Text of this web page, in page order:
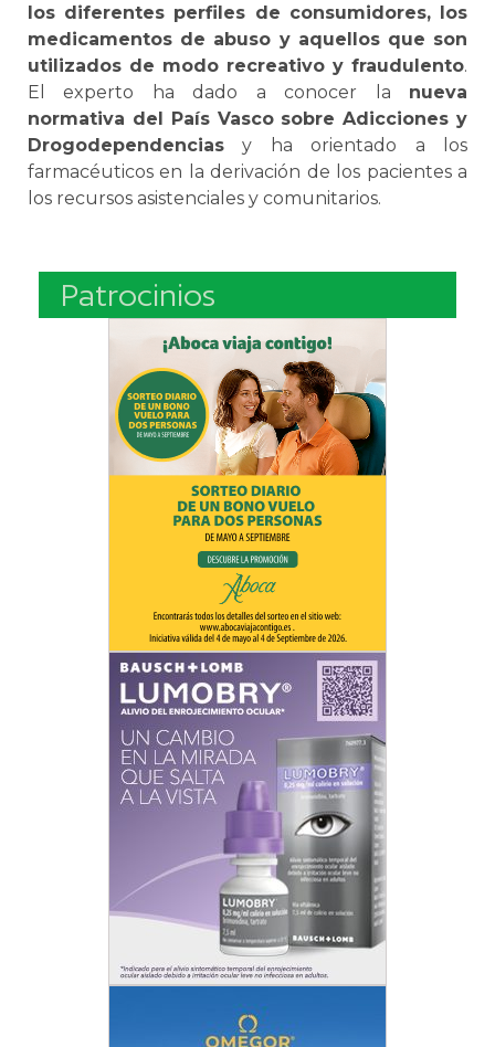
los diferentes perfiles de consumidores, los
medicamentos de abuso y aquellos que son
utilizados de modo recreativo y fraudulento.
El experto ha dado a conocer la nueva
normativa del País Vasco sobre Adicciones y
Drogodependencias y ha orientado a los
farmacéuticos en la derivación de los pacientes a
los recursos asistenciales y comunitarios.
Patrocinios